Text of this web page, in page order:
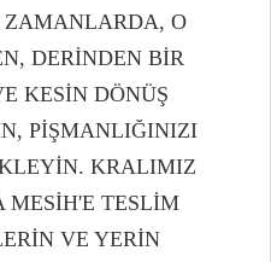
O
DERİNDEN BİR
KESİN DÖNÜŞ
PİŞMANLIĞINIZI
KRALIMIZ
TESLİM
VE YERİN